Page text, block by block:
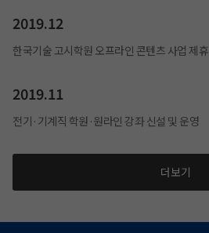
2019.12
한국기술 고시학원 오프라인 콘텐츠 사업 제휴
2019.11
전기·기계직 학원·원라인 강좌 신설 및 운영
더보기